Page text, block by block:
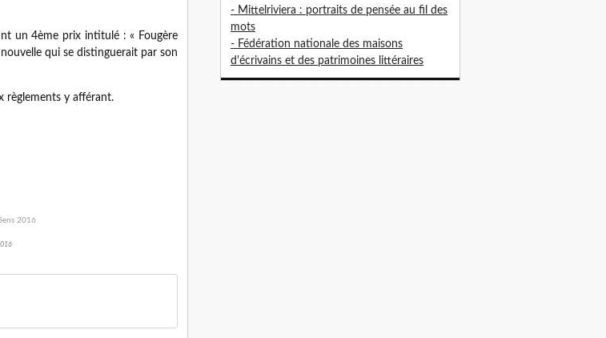
un 4ème prix intitulé : « Fougère
qui se distinguerait par son
règlements y afférant.
- Mittelriviera : portraits de pensée au fil des
mots
- Fédération nationale des maisons
d'écrivains et des patrimoines littéraires